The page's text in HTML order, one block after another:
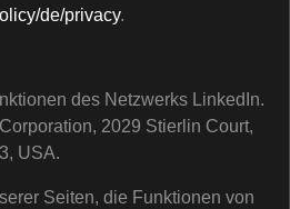
de/privacy.
des Netzwerks LinkedIn.
2029 Stierlin Court,
USA.
Seiten, die Funktionen von